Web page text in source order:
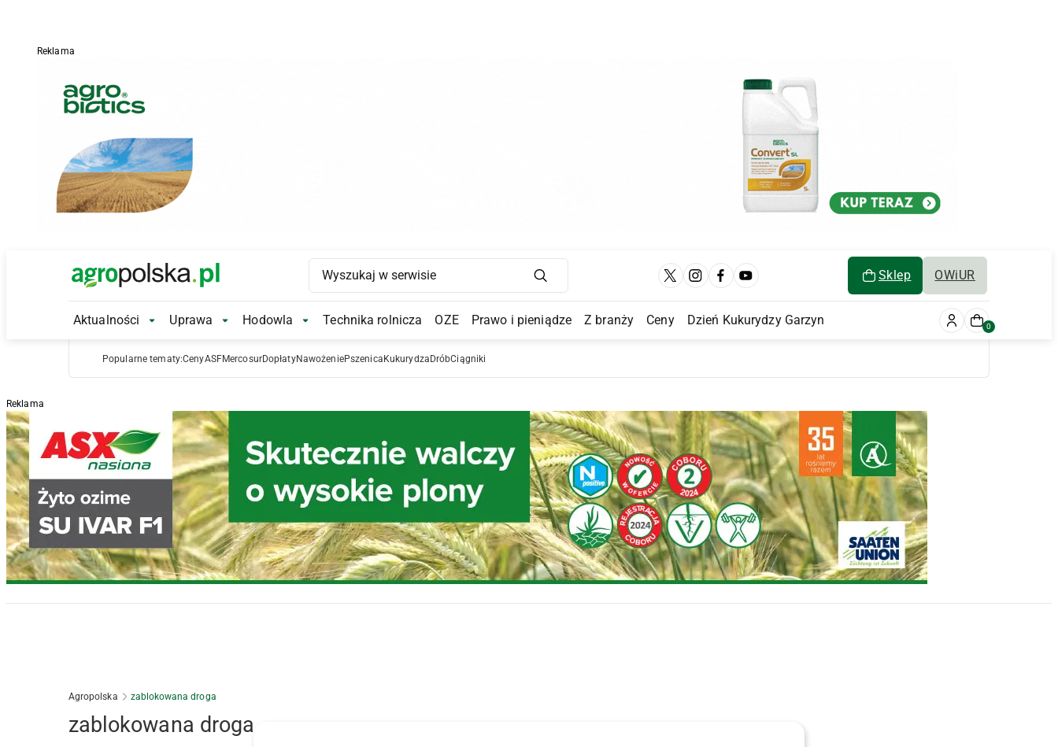
Reklama
Main Logo Sklep OWiUR
Main Navigation
Aktualności Aktualności Submenu
Uprawa Uprawa Submenu
Hodowla Hodowla Submenu
Technika rolnicza OZE Prawo i pieniądze Z branży Ceny Dzień Kukurydzy Garzyn 0
Popularne tematy:CenyASFMercosurDopłatyNawożeniePszenica Kukurydza DróbCiągniki
Reklama
Agropolska zablokowana droga
zablokowana droga